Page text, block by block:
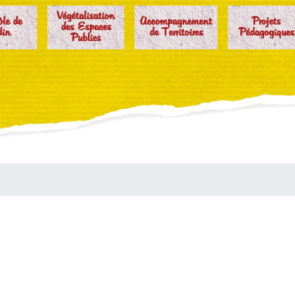
de
Végétalisation
des Espaces
Publics
Accompagnement
de Territoires
Projets
Pédagogiques